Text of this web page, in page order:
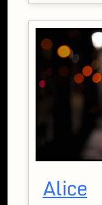
Alice